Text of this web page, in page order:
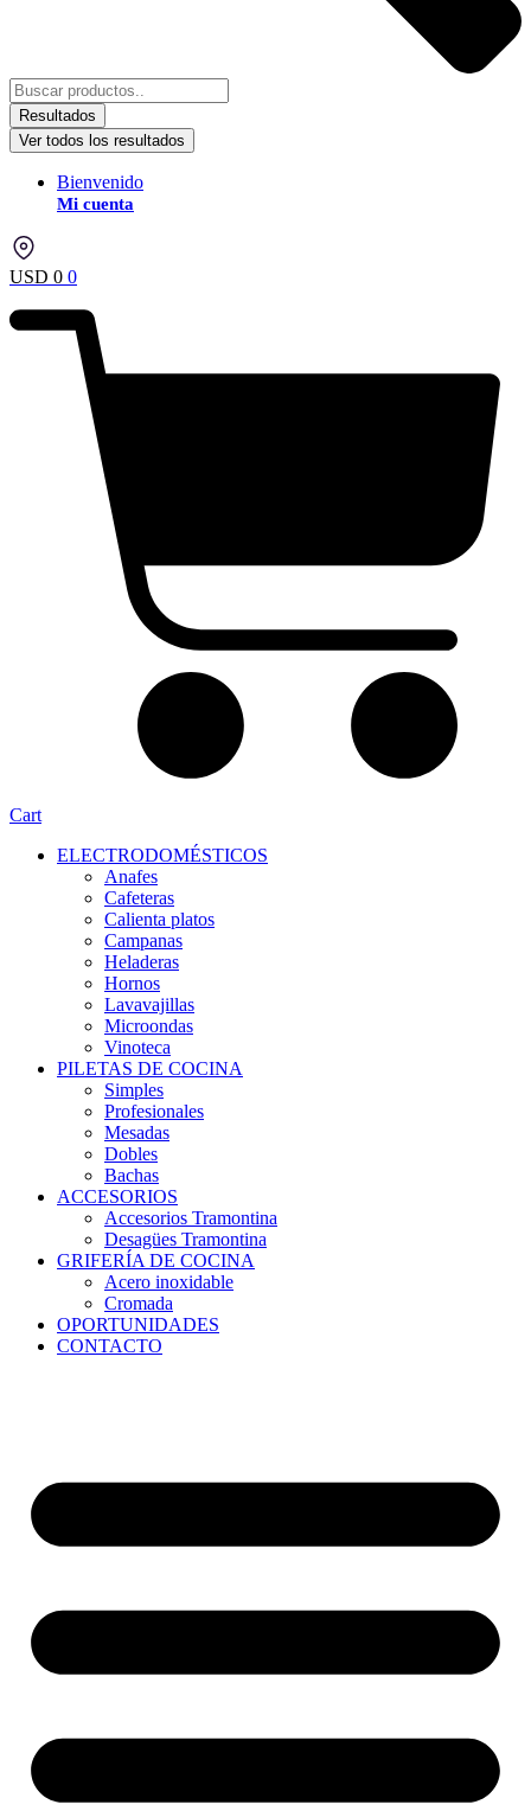
Resultados
Ver todos los resultados
Bienvenido
Mi cuenta
USD 0 0
Cart
ELECTRODOMÉSTICOS
Anafes
Cafeteras
Calienta platos
Campanas
Heladeras
Hornos
Lavavajillas
Microondas
Vinoteca
PILETAS DE COCINA
Simples
Profesionales
Mesadas
Dobles
Bachas
ACCESORIOS
Accesorios Tramontina
Desagües Tramontina
GRIFERÍA DE COCINA
Acero inoxidable
Cromada
OPORTUNIDADES
CONTACTO